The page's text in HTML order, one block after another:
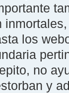
los
no
y